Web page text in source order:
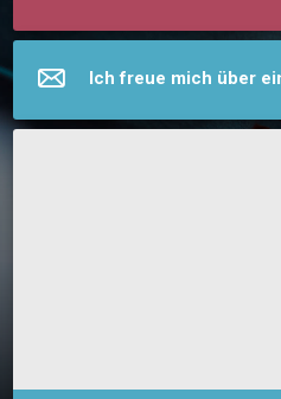
Ich freue mich über